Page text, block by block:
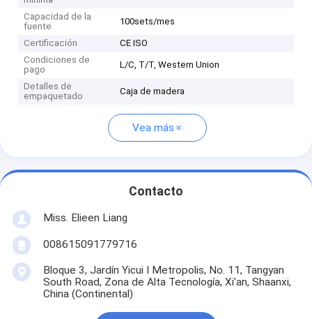
Capacidad de la
fuente
100sets/mes
Certificación
CE ISO
Condiciones de
pago
L/C, T/T, Western Union
Detalles de
empaquetado
Caja de madera
Vea más
Contacto
Miss. Elieen Liang
008615091779716
Bloque 3, Jardín Yicui I Metropolis, No. 11, Tangyan
South Road, Zona de Alta Tecnología, Xi'an, Shaanxi,
China (Continental)